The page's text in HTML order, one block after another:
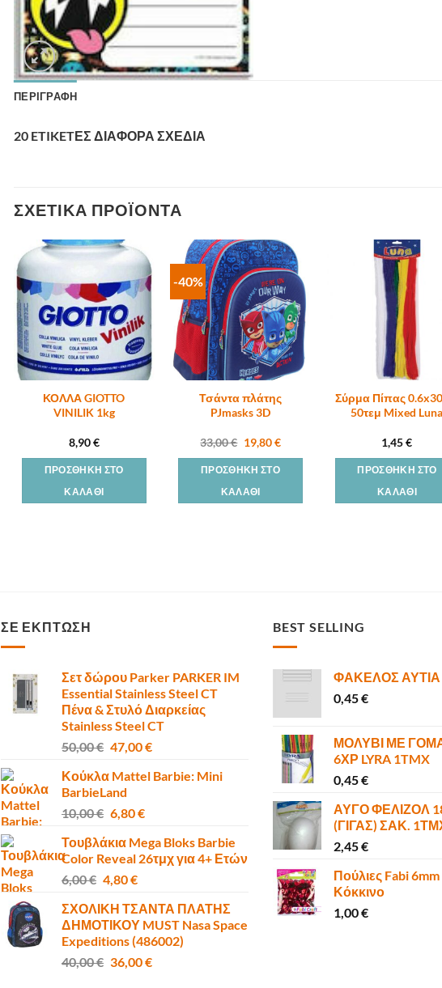
ΠΕΡΙΓΡΑΦΉ
20 ETIKETΕΣ ΔΙΑΦΟΡΑ ΣΧΕΔΙΑ
ΣΧΕΤΙΚΆ ΠΡΟΪΌΝΤΑ
ΚΟΛΛΑ GIOTTO
VINILIK 1kg
8,90€
ΠΡΟΣΘΉΚΗ ΣΤΟ
ΚΑΛΆΘΙ
-40%
Τσάντα πλάτης
PJmasks 3D
33,00€ Original
price
was:
33,00 €.
19,80€Η
είναι:
ΠΡΟΣΘΉΚΗ ΣΤΟ
ΚΑΛΆΘΙ
Σύρμα Πίπας
50τεμ Mixed Luna
1,45€
ΠΡΟΣΘΉΚΗ ΣΤΟ
ΚΑΛΆΘΙ
ΣΕ ΕΚΠΤΩΣΗ
Σετ δώρου Parker PARKER IM
Essential Stainless Steel CT
Πένα & Στυλό Διαρκείας
Stainless Steel CT
50,00€ Original
was:
50,00 €.
47,00€Η
τιμή
Κούκλα Mattel Barbie: Mini
BarbieLand
10,00€ Original
was:
10,00 €.
6,80€Η
τιμή
είναι:
Τουβλάκια Mega Bloks Barbie
Color Reveal 26τμχ για 4+ Ετών
6,00€ Original
was:
6,00 €.
4,80€Η
τιμή
είναι:
4,80 €.
ΣΧΟΛΙΚΗ ΤΣΑΝΤΑ ΠΛΑΤΗΣ
ΔΗΜΟΤΙΚΟΥ MUST Nasa Space
Expeditions (486002)
40,00€ Original
36,00€Η
BEST SELLING
ΦΑΚΕΛΟΣ ΑΥΤΙΑ
0,45€
ΜΟΛΥΒΙ ΜΕ
6ΧΡ LYRA 1TMX
0,45€
ΑΥΓΟ ΦΕΛΙΖΟΛ
(ΓΙΓΑΣ) ΣΑΚ.
2,45€
Πούλιες Fabi
Κόκκινο
1,00€